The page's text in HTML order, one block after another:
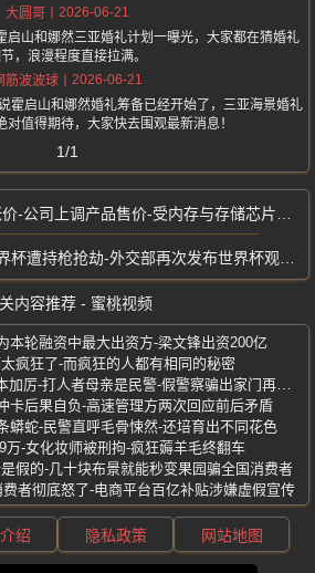
大圆哥
2026-06-21
启山和娜然三亚婚礼计划一曝光，大家都在猜婚礼
，浪漫程度直接拉满。
筋波波球
2026-06-21
霍启山和娜然婚礼筹备已经开始了，三亚海景婚礼
对值得期待，大家快去围观最新消息！
1/1
上调产品售价-受内存与存储芯片成本大幅走高影响
遭持枪抢劫-外交部再次发布世界杯观赛提醒
内容推荐 - 蜜桃视频
本轮融资中最大出资方-梁文锋出资200亿
疯狂了-而疯狂的人都有相同的秘密
卡后果自负-高速管理方两次回应前后矛盾
蟒蛇-民警直呼毛骨悚然-还培育出不同花色
万-女化妆师被刑拘-疯狂薅羊毛终翻车
假的-几十块布景就能秒变果园骗全国消费者
者彻底怒了-电商平台百亿补贴涉嫌虚假宣传
绍 隐私政策 网站地图